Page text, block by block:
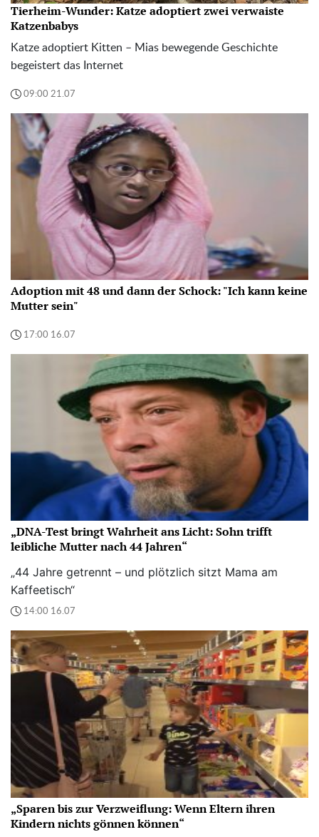
Tierheim-Wunder: Katze adoptiert zwei verwaiste
Katzenbabys
Katze adoptiert Kitten – Mias bewegende Geschichte
begeistert das Internet
09:00 21.07
Adoption mit 48 und dann der Schock: "Ich kann keine
Mutter sein"
17:00 16.07
„DNA-Test bringt Wahrheit ans Licht: Sohn trifft
leibliche Mutter nach 44 Jahren“
„44 Jahre getrennt – und plötzlich sitzt Mama am
Kaffeetisch“
14:00 16.07
„Sparen bis zur Verzweiflung: Wenn Eltern ihren
Kindern nichts gönnen können“